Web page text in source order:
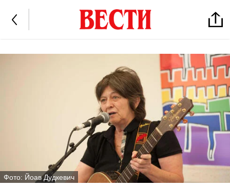
Фото: Йоав Дудкевич